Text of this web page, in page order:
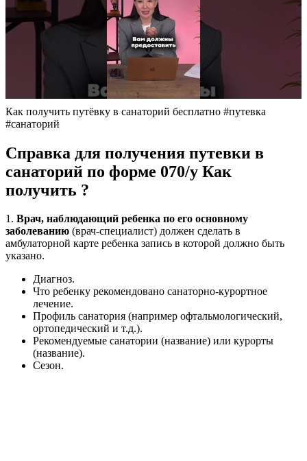
Как получить путёвку в санаторий бесплатно #путевка
#санаторий
Справка для получения путевки в
санаторий по форме 070/у Как
получить ?
1. Врач, наблюдающий ребенка по его основному
заболеванию (врач-специалист) должен сделать в
амбулаторной карте ребенка запись в которой должно быть
указано.
Диагноз.
Что ребенку рекомендовано санаторно-курортное
лечение.
Профиль санатория (например офтальмологический,
ортопедический и т.д.).
Рекомендуемые санатории (название) или курорты
(название).
Сезон.